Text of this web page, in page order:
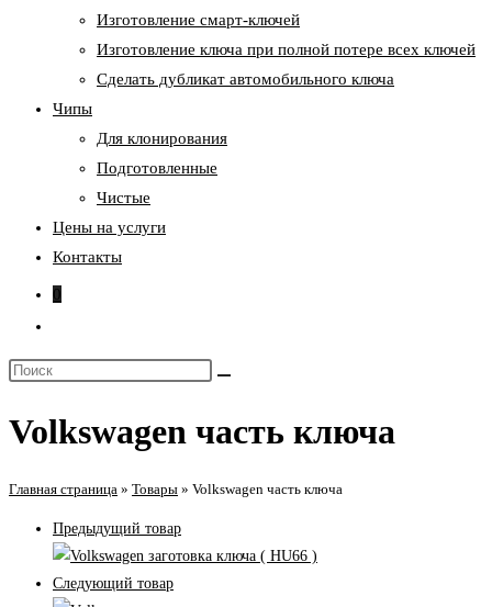
Изготовление смарт-ключей
Изготовление ключа при полной потере всех ключей
Cделать дубликат автомобильного ключа
Чипы
Для клонирования
Подготовленные
Чистые
Цены на услуги
Контакты
0
по
сайту
Поиск
сайте
Volkswagen часть ключа
Главная страница » Товары » Volkswagen часть ключа
Предыдущий товар
Следующий товар